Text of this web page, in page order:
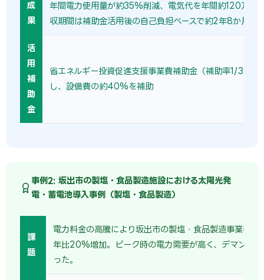
成
果
年間電力使用量が約35%削減、電気代を年間約120万円
収期間は補助金活用後の自己負担ベースで約2年8か月。
活
用
補
助
金
省エネルギー投資促進支援事業費補助金（補助率1/3〜1/
し、設備費の約40%を補助
事例2: 坂出市の製塩・食品製造施設における太陽光発
電・蓄電池導入事例（製塩・食品製造）
課
題
電力料金の高騰により坂出市の製塩・食品製造事業者の
年比20%増加。ピーク時の電力需要が高く、デマンド
った。